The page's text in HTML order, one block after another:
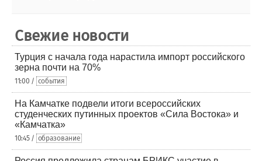
Свежие новости
Турция с начала года нарастила импорт российского
зерна почти на 70%
11:00 / события
На Камчатке подвели итоги всероссийских
студенческих путинных проектов «Сила Востока» и
«Камчатка»
10:45 / образование